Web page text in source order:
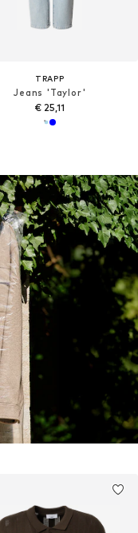
TRAPP
Jeans 'Taylor'
€ 25,11